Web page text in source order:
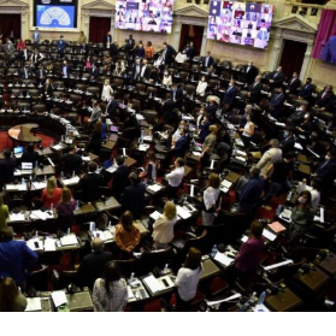
Todas las vacunas son
Vizzotti en una conferencia
Rosada.